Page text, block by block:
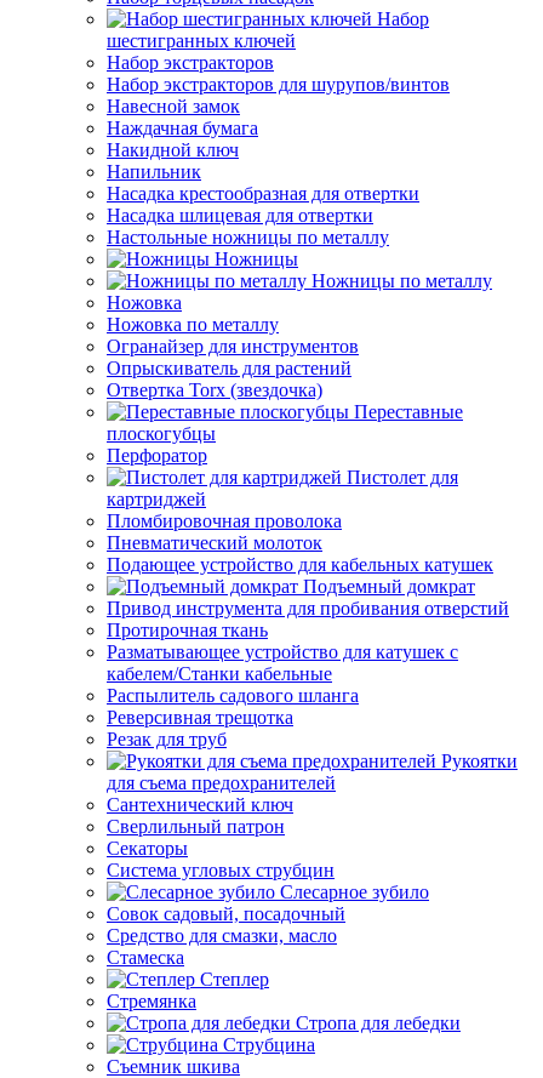
Набор
шестигранных ключей
Набор экстракторов
Набор экстракторов для шурупов/винтов
Навесной замок
Наждачная бумага
Накидной ключ
Напильник
Насадка крестообразная для отвертки
Насадка шлицевая для отвертки
Настольные ножницы по металлу
Ножницы
Ножницы по металлу
Ножовка
Ножовка по металлу
Огранайзер для инструментов
Опрыскиватель для растений
Отвертка Torx (звездочка)
Переставные
плоскогубцы
Перфоратор
Пистолет для
картриджей
Пломбировочная проволока
Пневматический молоток
Подающее устройство для кабельных катушек
Подъемный домкрат
Привод инструмента для пробивания отверстий
Протирочная ткань
Разматывающее устройство для катушек с
кабелем/Станки кабельные
Распылитель садового шланга
Реверсивная трещотка
Резак для труб
Рукоятки
для съема предохранителей
Сантехнический ключ
Сверлильный патрон
Секаторы
Система угловых струбцин
Слесарное зубило
Совок садовый, посадочный
Средство для смазки, масло
Стамеска
Степлер
Стремянка
Стропа для лебедки
Струбцина
Съемник шкива